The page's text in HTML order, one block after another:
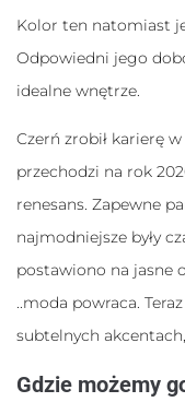
Kolor ten natomiast
Odpowiedni jego
idealne wnętrze.
Czerń zrobił karierę
przechodzi na rok
renesans. Zapewne
najmodniejsze były
postawiono na jasne
..moda powraca.
subtelnych
Gdzie możemy
Statystyka
Abyśmy mogli
i strukturę
strony
internetowej,
na podstawie
strona jest
używana.
Doświadczenie
strona
internetowa